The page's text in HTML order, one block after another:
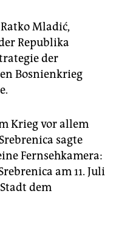
Mladić,
Republika
der
Bosnienkrieg
Krieg vor allem
sagte
Fernsehkamera:
am 11. Juli
dem